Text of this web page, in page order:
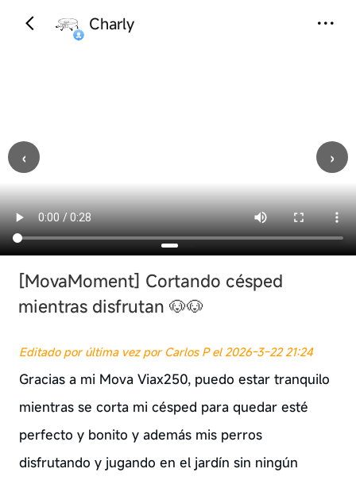
Charly
‹ ›
[MovaMoment] Cortando césped
mientras disfrutan 🐶🐶
Editado por última vez por Carlos P el 2026-3-22 21:24
Gracias a mi Mova Viax250, puedo estar tranquilo
mientras se corta mi césped para quedar esté
perfecto y bonito y además mis perros
disfrutando y jugando en el jardín sin ningún